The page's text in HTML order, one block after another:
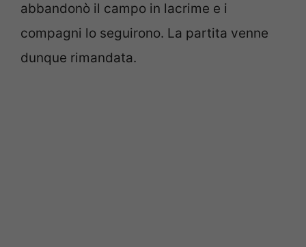
abbandonò il campo in lacrime e i
compagni lo seguirono. La partita venne
dunque rimandata.